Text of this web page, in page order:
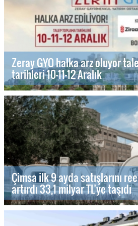
Zeray GYO halka arz oluyor
tarihleri 10-11-12 Aralık
Çimsa ilk 9 ayda satışlarını
artırdı 33,1 milyar TL’ye taşıdı